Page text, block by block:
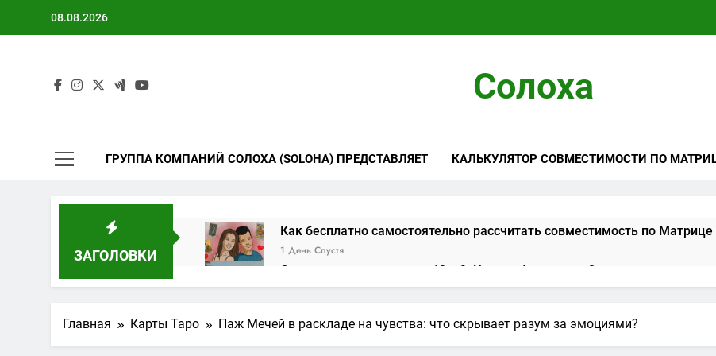
08.08.2026
Солоха
ГРУППА КОМПАНИЙ СОЛОХА (SOLOHA) ПРЕДСТАВЛЯЕТ КАЛЬКУЛЯТОР СОВМЕСТИМОСТИ ПО
ЗАГОЛОВКИ
Как бесплатно самостоятельно рассчитать совместимость по
1 День Спустя
Совместимость арканов 10 и 9: Колесо Фортуны и Отшельник в
3 Дня Спустя
4 Дня Спустя
Архетип Императора в картах Таро: символ власти, порядка и
Главная Карты Таро Паж Мечей в раскладе на чувства: что скрывает разум за эмоциями?